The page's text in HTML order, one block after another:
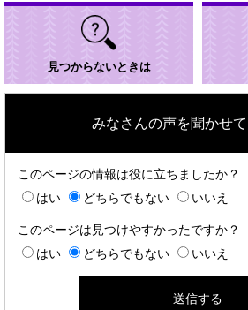
見つからないときは
みなさんの声を聞かせ
このページの情報は役に立ちましたか？
はい
どちらでもない いいえ
このページは見つけやすかったですか？
はい
どちらでもない いいえ